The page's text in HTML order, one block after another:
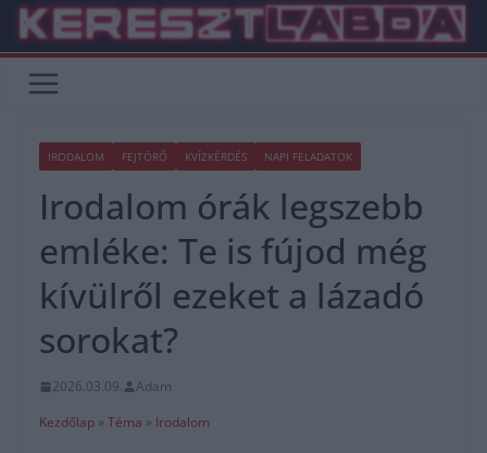
Skip
content
IRODALOM FEJTÖRŐ KVÍZKÉRDÉS NAPI FELADATOK
Irodalom órák legszebb
emléke: Te is fújod még
kívülről ezeket a lázadó
sorokat?
2026.03.09.
Adam
Kezdőlap » Téma » Irodalom